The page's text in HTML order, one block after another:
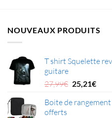
NOUVEAUX PRODUITS
T shirt Squelette
guitare
27,99€ Le
initial
25,21€Le
Boite de
offerts